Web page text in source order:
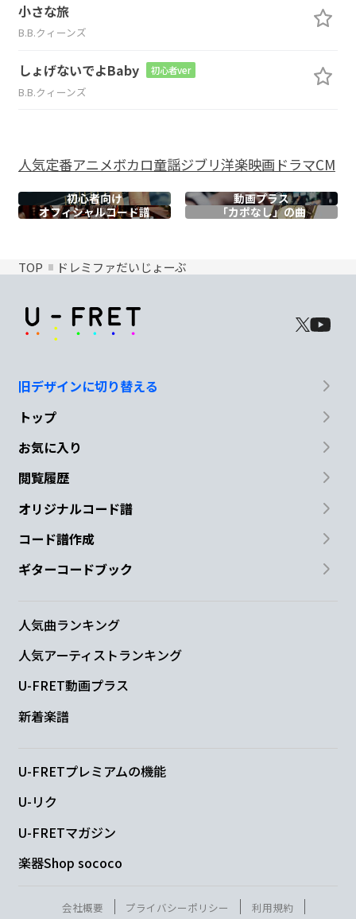
小さな旅
B.B.クィーンズ
しょげないでよBaby 初心者ver
B.B.クィーンズ
人気定番アニメボカロ童謡ジブリ洋楽映画ドラマCM
初心者向け
動画プラス
オフィシャルコード譜 「カポなし」の曲
TOP ドレミファだいじょーぶ
旧デザインに切り替える
トップ
お気に入り
閲覧履歴
オリジナルコード譜
コード譜作成
ギターコードブック
人気曲ランキング
人気アーティストランキング
U-FRET動画プラス
新着楽譜
U-FRETプレミアムの機能
U-リク
U-FRETマガジン
楽器Shop sococo
会社概要 プライバシーポリシー 利用規約